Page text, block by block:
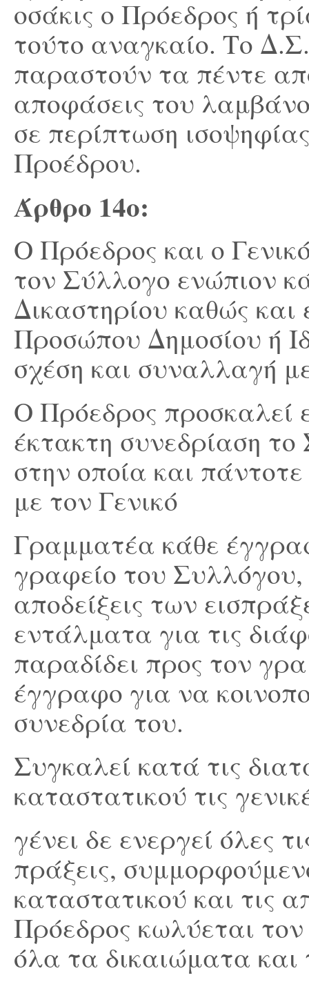
οσάκις ο Πρόεδρος ή
τούτο αναγκαίο. Το
παραστούν τα πέντε
αποφάσεις του
σε περίπτωση
Προέδρου.
Άρθρο 14ο:
Ο Πρόεδρος και ο
τον Σύλλογο ενώπιον
Δικαστηρίου καθώς
Προσώπου Δημοσίου ή
σχέση και συναλλαγή
Ο Πρόεδρος προσκαλεί
έκτακτη συνεδρίαση
στην οποία και
με τον Γενικό
Γραμματέα κάθε
γραφείο του Συλλόγου,
αποδείξεις των
εντάλματα για τις
παραδίδει προς τον
έγγραφο για να
συνεδρία του.
Συγκαλεί κατά τις
καταστατικού τις
γένει δε ενεργεί όλες
πράξεις,
καταστατικού και τις
Πρόεδρος κωλύεται
όλα τα δικαιώματα και